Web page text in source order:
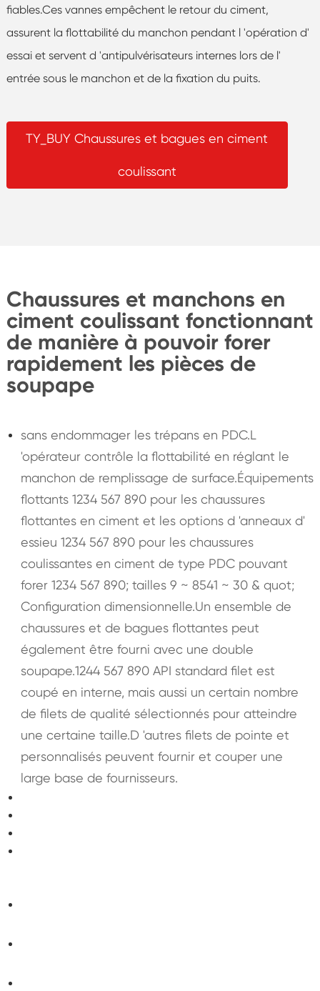
fiables.Ces vannes empêchent le retour du ciment,
assurent la flottabilité du manchon pendant l 'opération d'
essai et servent d 'antipulvérisateurs internes lors de l'
entrée sous le manchon et de la fixation du puits.
TY_BUY Chaussures et bagues en ciment
coulissant
Chaussures et manchons en
ciment coulissant fonctionnant
de manière à pouvoir forer
rapidement les pièces de
soupape
sans endommager les trépans en PDC.L
'opérateur contrôle la flottabilité en réglant le
manchon de remplissage de surface.Équipements
flottants 1234 567 890 pour les chaussures
flottantes en ciment et les options d 'anneaux d'
essieu 1234 567 890 pour les chaussures
coulissantes en ciment de type PDC pouvant
forer 1234 567 890; tailles 9 ~ 8541 ~ 30 & quot;
Configuration dimensionnelle.Un ensemble de
chaussures et de bagues flottantes peut
également être fourni avec une double
soupape.1244 567 890 API standard filet est
coupé en interne, mais aussi un certain nombre
de filets de qualité sélectionnés pour atteindre
une certaine taille.D 'autres filets de pointe et
personnalisés peuvent fournir et couper une
large base de fournisseurs.